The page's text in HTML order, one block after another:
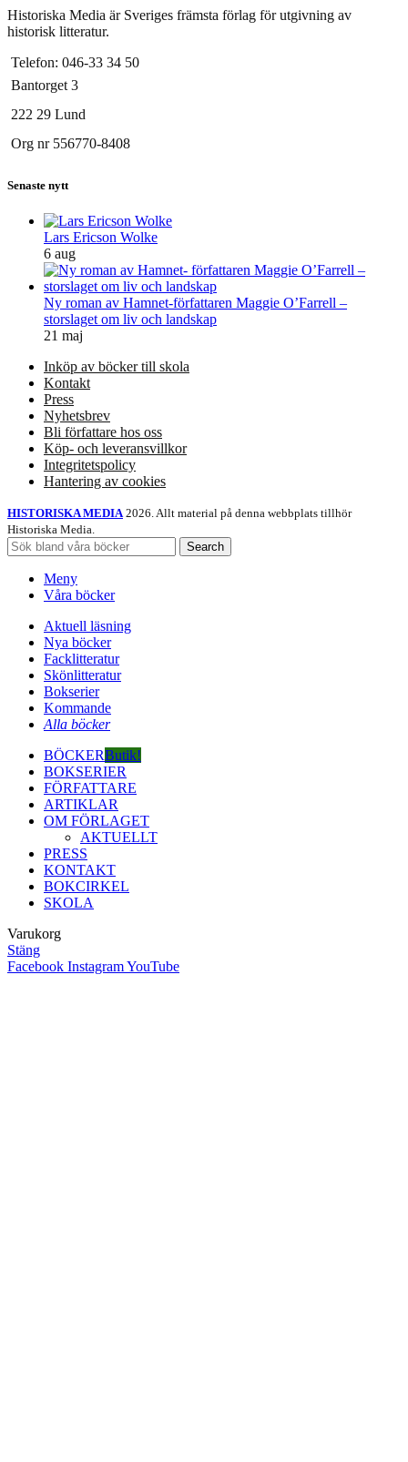
Historiska Media är Sveriges främsta förlag för utgivning av
historisk litteratur.
Telefon: 046-33 34 50
Bantorget 3
222 29 Lund
Org nr 556770-8408
Senaste nytt
Lars Ericson Wolke
6 aug
Ny roman av Hamnet-författaren Maggie O’Farrell –
storslaget om liv och landskap
21 maj
Inköp av böcker till skola
Kontakt
Press
Nyhetsbrev
Bli författare hos oss
Köp- och leveransvillkor
Integritetspolicy
Hantering av cookies
HISTORISKA MEDIA2026. Allt material på denna webbplats tillhör
Historiska Media.
Search
Meny
Våra böcker
Aktuell läsning
Nya böcker
Facklitteratur
Skönlitteratur
Bokserier
Kommande
Alla böcker
BÖCKERButik!
BOKSERIER
FÖRFATTARE
ARTIKLAR
OM FÖRLAGET
AKTUELLT
PRESS
KONTAKT
BOKCIRKEL
SKOLA
Varukorg
Stäng
Facebook InstagramYouTube